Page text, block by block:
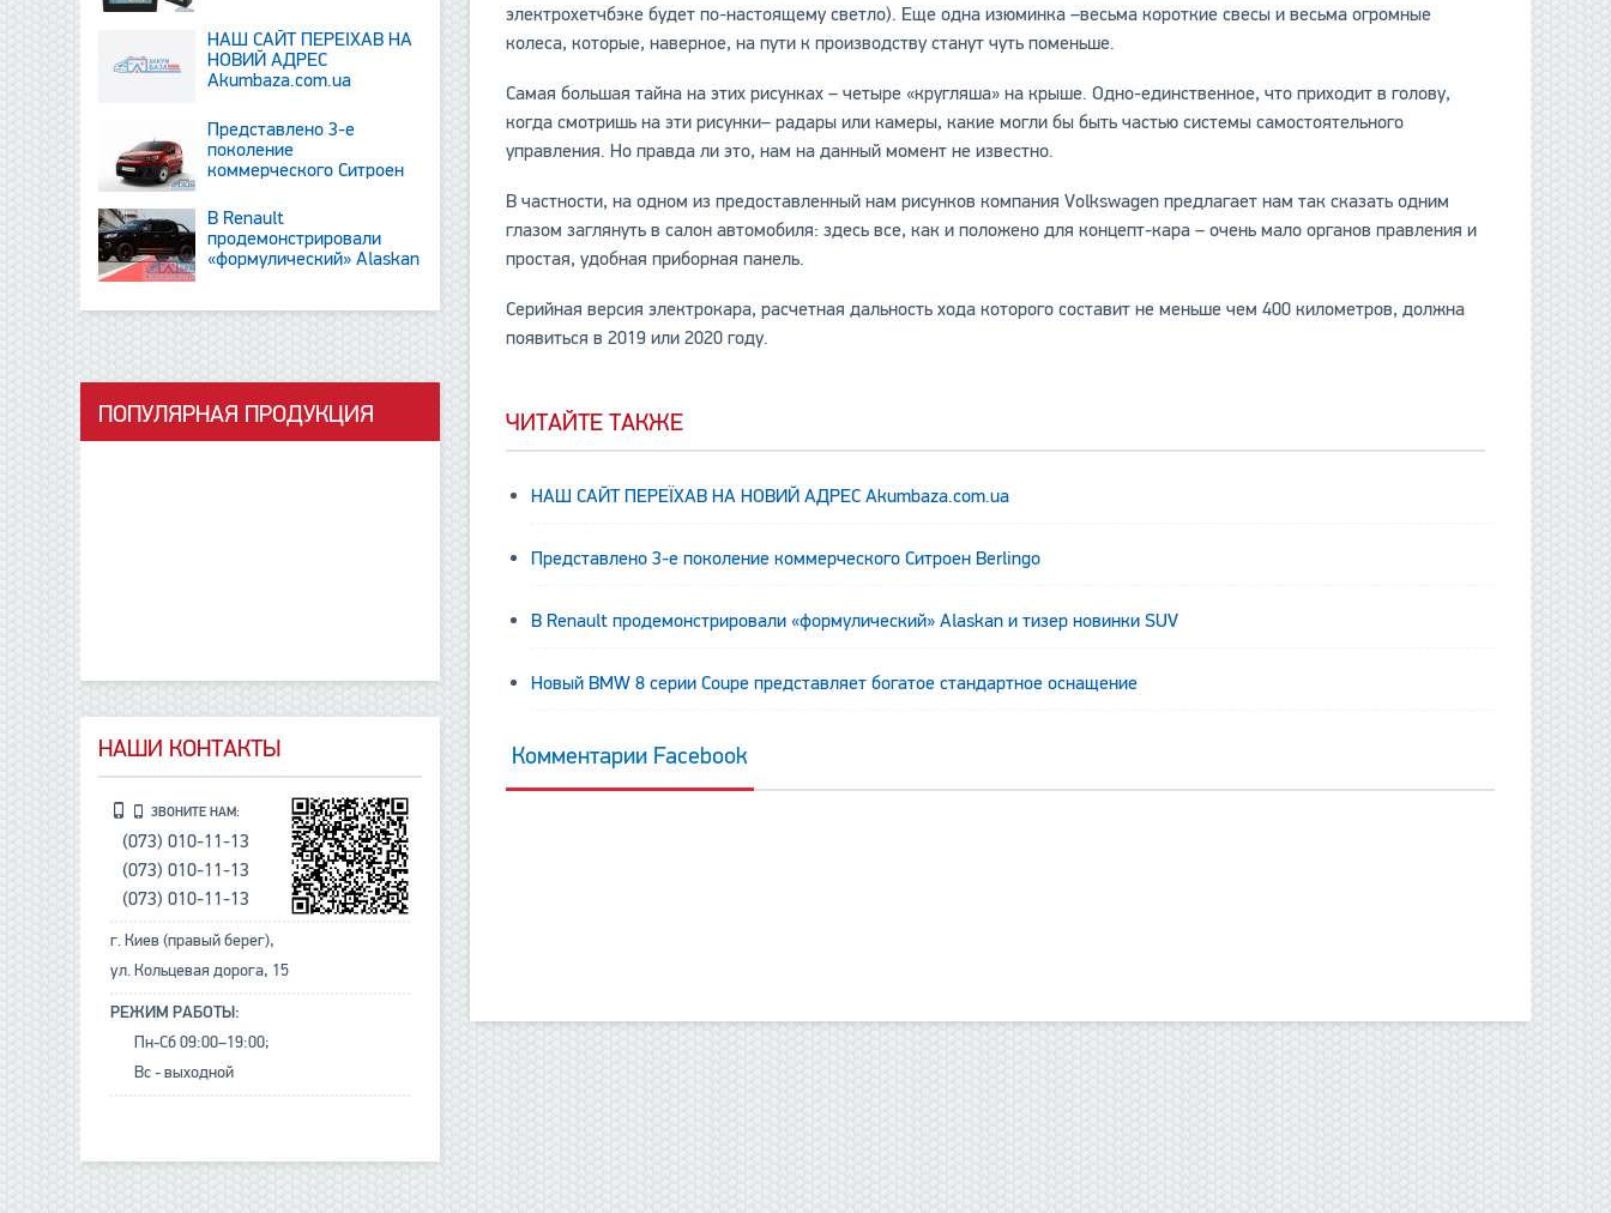
электрохетчбэке будет по-настоящему светло). Еще одна изюминка –весьма короткие свесы и весьма огромные
колеса, которые, наверное, на пути к производству станут чуть поменьше.
Самая большая тайна на этих рисунках – четыре «кругляша» на крыше. Одно-единственное, что приходит в голову,
когда смотришь на эти рисунки– радары или камеры, какие могли бы быть частью системы самостоятельного
управления. Но правда ли это, нам на данный момент не известно.
В частности, на одном из предоставленный нам рисунков компания Volkswagen предлагает нам так сказать одним
глазом заглянуть в салон автомобиля: здесь все, как и положено для концепт-кара – очень мало органов правления и
простая, удобная приборная панель.
Серийная версия электрокара, расчетная дальность хода которого составит не меньше чем 400 километров, должна
появиться в 2019 или 2020 году.
ЧИТАЙТЕ ТАКЖЕ
НАШ САЙТ ПЕРЕЇХАВ НА НОВИЙ АДРЕС Аkumbaza.com.ua
Представлено 3-е поколение коммерческого Ситроен Berlingo
В Renault продемонстрировали «формулический» Alaskan и тизер новинки SUV
Новый BMW 8 серии Coupe представляет богатое стандартное оснащение
Комментарии Facebook
НАШ САЙТ ПЕРЕЇХАВ НА
НОВИЙ АДРЕС
Аkumbaza.com.ua
Представлено 3-е
поколение
коммерческого Ситроен
В Renault
продемонстрировали
«формулический» Alaskan
ПОПУЛЯРНАЯ ПРОДУКЦИЯ
данные отсутствуют данные отсутствуют
НАШИ КОНТАКТЫ
ЗВОНИТЕ НАМ:
(073) 010-11-13
(073) 010-11-13
(073) 010-11-13
г. Киев (правый берег),
ул. Кольцевая дорога, 15
РЕЖИМ РАБОТЫ:
Пн-Сб 09:00–19:00;
Вс - выходной